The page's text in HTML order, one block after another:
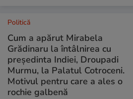
Politică
Cum a apărut Mirabela
Grădinaru la întâlnirea cu
președinta Indiei, Droupadi
Murmu, la Palatul Cotroceni.
Motivul pentru care a ales o
rochie galbenă